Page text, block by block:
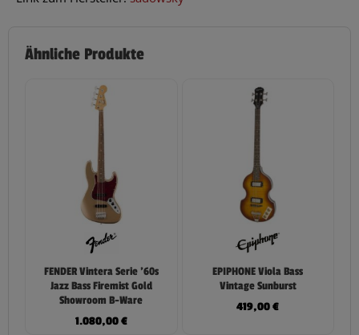
Ähnliche Produkte
FENDER Vintera Serie ’60s
Jazz Bass Firemist Gold
Showroom B-Ware
1.080,00€
EPIPHONE Viola Bass
Vintage Sunburst
419,00€